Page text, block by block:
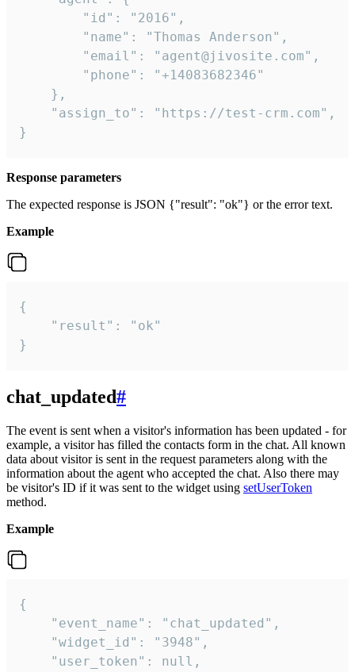
        "id": "2016",
        "name": "Thomas Anderson",
        "email": "agent@jivosite.com",
        "phone": "+14083682346"
    },
    "assign_to": "https://test-crm.com",
}
Response parameters
The expected response is JSON {"result": "ok"} or the error text.
Example
{
    "result": "ok"
}
chat_updated#
The event is sent when a visitor's information has been updated - for
example, a visitor has filled the contacts form in the chat. All known
data about visitor is sent in the request parameters along with the
information about the agent who accepted the chat. Also there may
be visitor's ID if it was sent to the widget using setUserToken
method.
Example
{
    "event_name": "chat_updated",
    "widget_id": "3948",
    "user_token": null,